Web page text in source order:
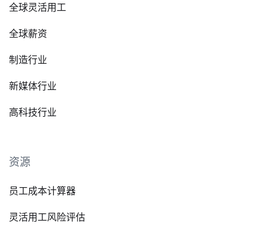
全球灵活用工
全球薪资
制造行业
新媒体行业
高科技行业
资源
员工成本计算器
灵活用工风险评估